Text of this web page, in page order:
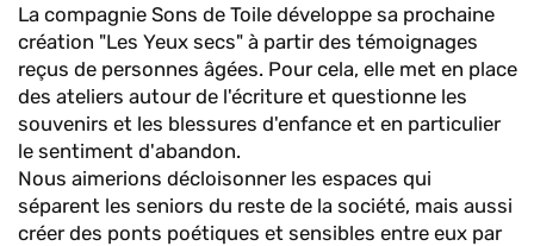
La compagnie Sons de Toile développe sa prochaine
création "Les Yeux secs" à partir des témoignages
reçus de personnes âgées. Pour cela, elle met en place
des ateliers autour de l'écriture et questionne les
souvenirs et les blessures d'enfance et en particulier
le sentiment d'abandon.
Nous aimerions décloisonner les espaces qui
séparent les seniors du reste de la société, mais aussi
créer des ponts poétiques et sensibles entre eux par